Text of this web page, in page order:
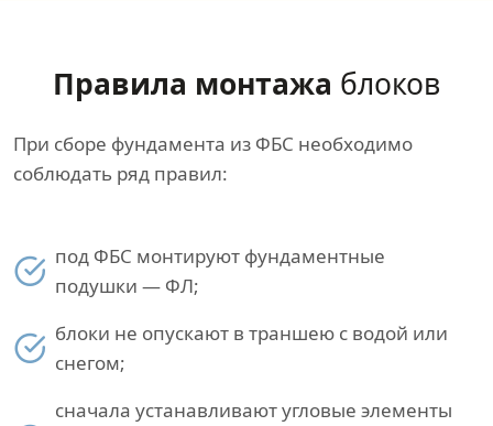
Правила монтажа блоков
При сборе фундамента из ФБС необходимо
соблюдать ряд правил:
под ФБС монтируют фундаментные
подушки — ФЛ;
блоки не опускают в траншею с водой или
снегом;
сначала устанавливают угловые элементы